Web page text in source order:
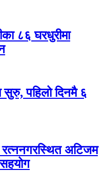
८६ घरधुरीमा
सुरु, पहिलो दिनमै ६
रत्ननगरस्थित अटिजम